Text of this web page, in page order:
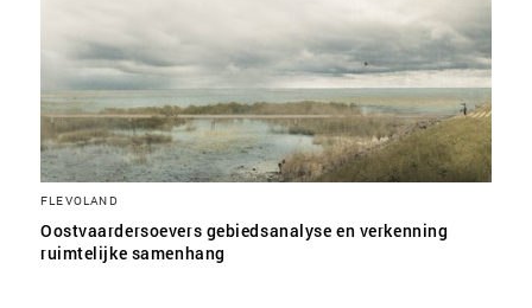
FLEVOLAND
Oostvaardersoevers gebiedsanalyse en verkenning
ruimtelijke samenhang